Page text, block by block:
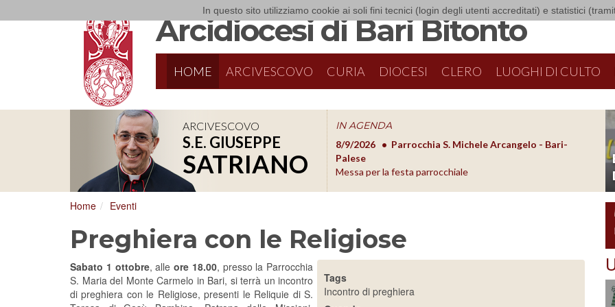
In questo sito utilizziamo cookie ai soli fini tecnici (login degli utenti accreditati) e statistici
Arcidiocesi di Bari Bitonto
HOME ARCIVESCOVO CURIA DIOCESI CLERO LUOGHI DI CULTO
ARCIVESCOVO
S.E. GIUSEPPE
SATRIANO
IN AGENDA
8/17/2026
Conversano
Conferenza Episcopale Pugliese
8/9/2026
Parrocchia S. Michele Arcangelo - Bari-
Palese
Messa per la festa parrocchiale
8/10/
Home Eventi
Preghiera con le Religiose
Tags
Incontro di preghiera
Sabato 1 ottobre, alle ore 18.00, presso la Parrocchia
S. Maria del Monte Carmelo in Bari, si terrà un incontro
di preghiera con le Religiose, presenti le Reliquie di S.